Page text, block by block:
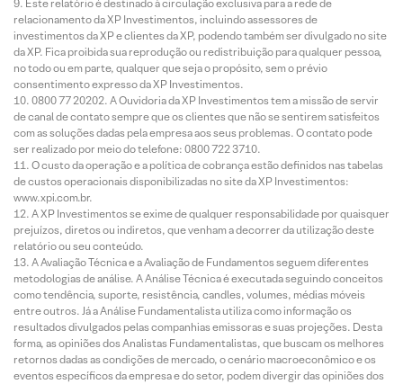
Este relatório é destinado à circulação exclusiva para a rede de
relacionamento da XP Investimentos, incluindo assessores de
investimentos da XP e clientes da XP, podendo também ser divulgado no site
da XP. Fica proibida sua reprodução ou redistribuição para qualquer pessoa,
no todo ou em parte, qualquer que seja o propósito, sem o prévio
consentimento expresso da XP Investimentos.
0800 77 20202. A Ouvidoria da XP Investimentos tem a missão de servir
de canal de contato sempre que os clientes que não se sentirem satisfeitos
com as soluções dadas pela empresa aos seus problemas. O contato pode
ser realizado por meio do telefone: 0800 722 3710.
O custo da operação e a política de cobrança estão definidos nas tabelas
de custos operacionais disponibilizadas no site da XP Investimentos:
www.xpi.com.br.
A XP Investimentos se exime de qualquer responsabilidade por quaisquer
prejuízos, diretos ou indiretos, que venham a decorrer da utilização deste
relatório ou seu conteúdo.
A Avaliação Técnica e a Avaliação de Fundamentos seguem diferentes
metodologias de análise. A Análise Técnica é executada seguindo conceitos
como tendência, suporte, resistência, candles, volumes, médias móveis
entre outros. Já a Análise Fundamentalista utiliza como informação os
resultados divulgados pelas companhias emissoras e suas projeções. Desta
forma, as opiniões dos Analistas Fundamentalistas, que buscam os melhores
retornos dadas as condições de mercado, o cenário macroeconômico e os
eventos específicos da empresa e do setor, podem divergir das opiniões dos